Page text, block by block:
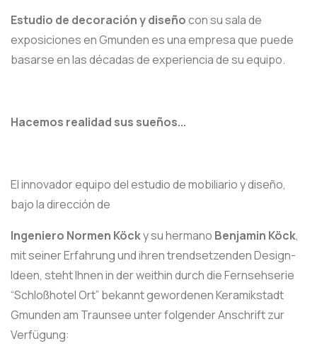
Estudio de decoración y diseñocon su sala de
exposiciones en Gmunden es una empresa que puede
basarse en las décadas de experiencia de su equipo.
Hacemos realidad sus sueños...
El innovador equipo del estudio de mobiliario y diseño,
bajo la dirección de
Ingeniero Normen Köcky su hermano Benjamin Köck,
mit seiner Erfahrung und ihren trendsetzenden Design-
Ideen, steht Ihnen in der weithin durch die Fernsehserie
“Schloßhotel Ort” bekannt gewordenen Keramikstadt
Gmunden am Traunsee unter folgender Anschrift zur
Verfügung: